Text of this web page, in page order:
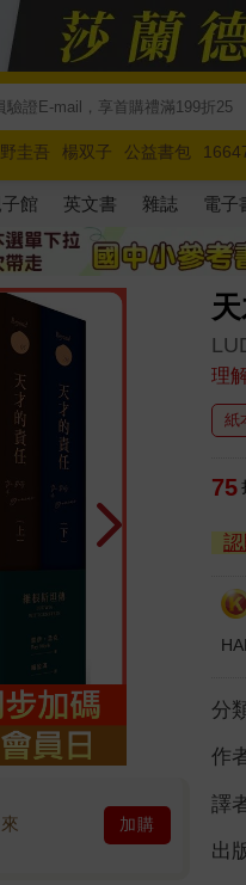
圭吾 楊双子 公益書包
路邊攤新作 馬斯克 玩具總
館 英文書 雜誌 電子
理
加購
紙
75
分
作
譯
出